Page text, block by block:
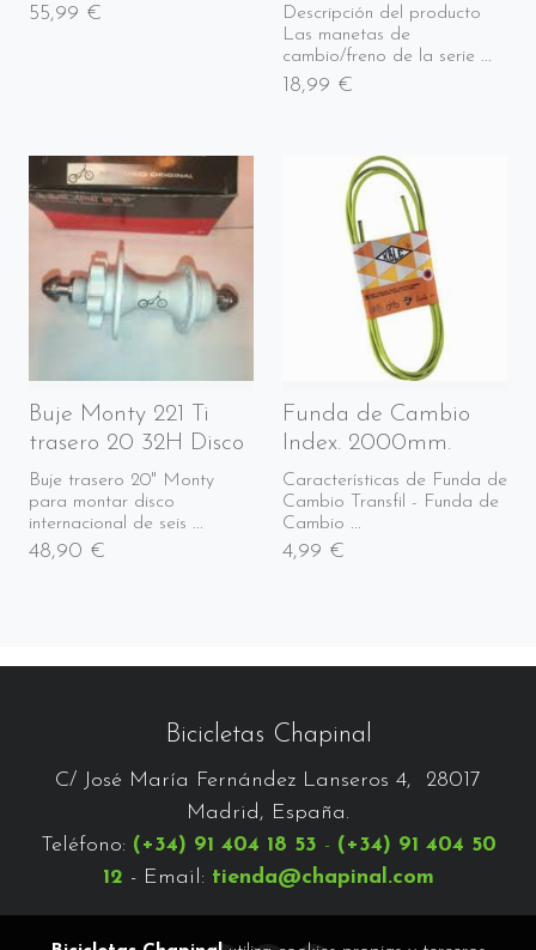
55,99 €
Descripción del producto
Las manetas de
cambio/freno de la serie ...
18,99 €
Buje Monty 221 Ti
trasero 20 32H Disco
Buje trasero 20" Monty
para montar disco
internacional de seis ...
48,90 €
Funda de Cambio
Index. 2000mm.
Características de Funda de
Cambio Transfil - Funda de
Cambio ...
4,99 €
Bicicletas Chapinal
C/ José María Fernández Lanseros 4, 28017
Madrid, España.
Teléfono: (+34) 91 404 18 53 - (+34) 91 404 50
12 - Email: tienda@chapinal.com